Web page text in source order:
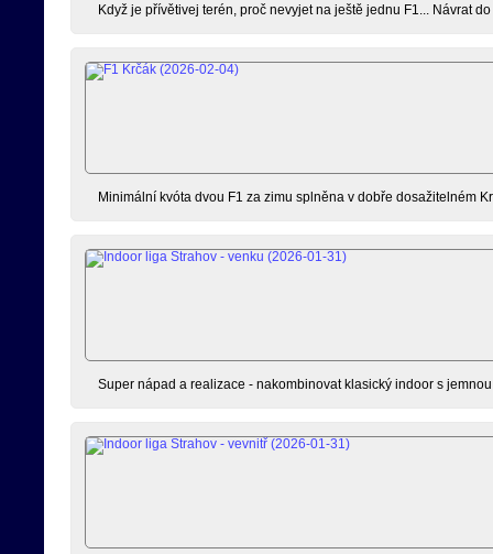
Když je přívětivej terén, proč nevyjet na ještě jednu F1... Návrat
Minimální kvóta dvou F1 za zimu splněna v dobře dosažitelném
Super nápad a realizace - nakombinovat klasický indoor s